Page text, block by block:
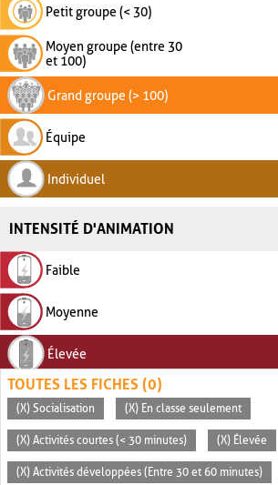
Petit groupe (< 30)
Moyen groupe (entre 30
et 100)
Grand groupe (> 100)
Équipe
Individuel
INTENSITÉ D'ANIMATION
Faible
Moyenne
Élevée
TOUTES LES FICHES (0)
(X) Socialisation (X) En classe seulement
(X) Activités courtes (< 30 minutes) (X) Élevée
(X) Activités développées (Entre 30 et 60 minutes)